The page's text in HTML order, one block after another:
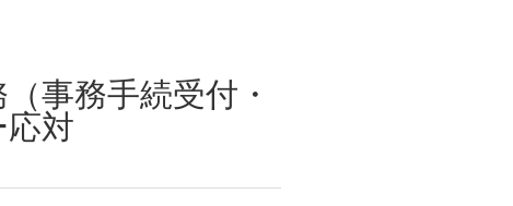
事務手続受付・
応対